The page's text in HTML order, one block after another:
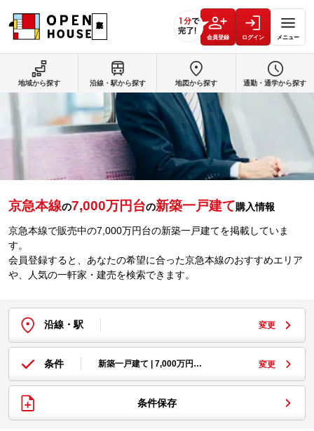
会員登録 ログイン メニュー
京急本線の7,000万円台の新築一戸建て購入情報
京急本線で販売中の7,000万円台の新築一戸建てを掲載していま
す。
会員登録すると、あなたの希望に合った京急本線のおすすめエリア
や、人気の一軒家・建売を検索できます。
沿線・駅 変更
条件 新築一戸建て | 7,000万円… 変更
条件保存
地域から探す 沿線・駅から探す 地図から探す 通勤・通学から探す